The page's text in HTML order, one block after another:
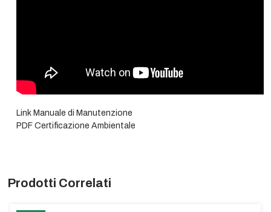
Link Manuale di Manutenzione
PDF Certificazione Ambientale
Prodotti Correlati